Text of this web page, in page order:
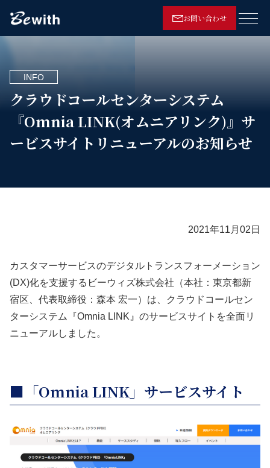
お問い合わせ
メニ
クラウドコールセンターシステム
『Omnia LINK(オムニアリンク)』サ
ービスサイトリニューアルのお知らせ
INFO
2021年11月02日
カスタマーサービスのデジタルトランスフォーメーション
(DX)化を支援するビーウィズ株式会社（本社：東京都新
宿区、代表取締役：森本 宏一）は、クラウドコールセン
ターシステム『Omnia LINK』のサービスサイトを全面リ
ニューアルしました。
■「Omnia LINK」サービスサイト